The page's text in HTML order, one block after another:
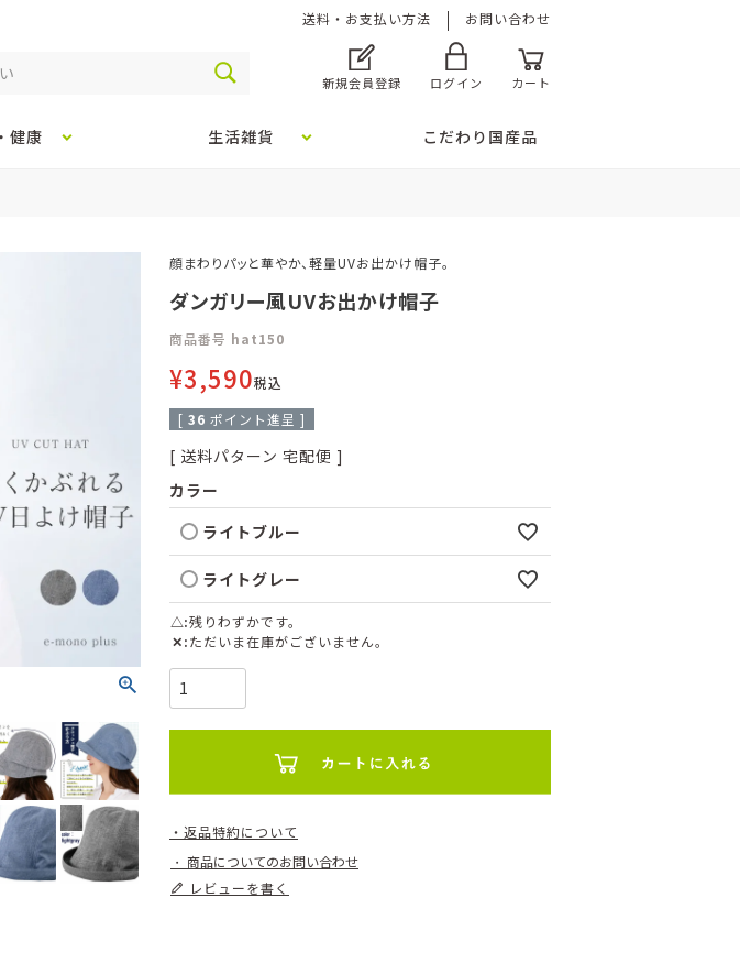
送料・お支払い方法 お問い合わせ
新規会員登録 ログイン カート
健康 生活雑貨 こだわり国産品
顔まわりパッと華やか、軽量UVお出かけ帽子。
ダンガリー風UVお出かけ帽子
商品番号 hat150
¥3,590税込
[ 36 ポイント進呈 ]
送料パターン 宅配便
カラー
ライトブルー
ライトグレー
△ 残りわずかです。
✕ ただいま在庫がございません。
返品特約について
商品についてのお問い合わせ
レビューを書く